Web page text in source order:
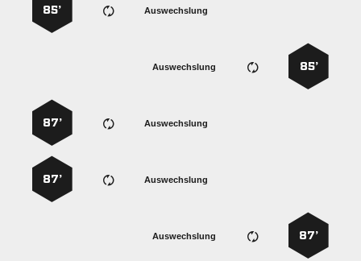
Auswechslung
85’
85’
Auswechslung
Auswechslung
87’
Auswechslung
87’
87’
Auswechslung